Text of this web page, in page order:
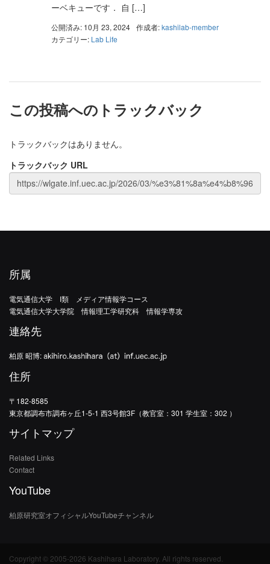
ーベキューです． 自 […]
公開済み: 10月 23, 2024 作成者:kashilab-member
カテゴリー: Lab Life
この投稿へのトラックバック
トラックバックはありません。
トラックバック URL
所属
電気通信大学 I類 メディア情報学コース
電気通信大学大学院 情報理工学研究科 情報学専攻
連絡先
柏原 昭博:
住所
〒182-8585
東京都調布市調布ヶ丘1-5-1 西3号館3F（教官室：301 学生室：302 ）
サイトマップ
Related Links
Contact
YouTube
柏原研究室オフィシャルYouTubeチャンネル
Copyright © 2005-2026 Kashihara Laboratory. All rights reserved.